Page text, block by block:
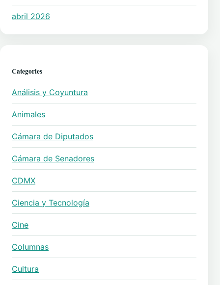
abril 2026
Categories
Análisis y Coyuntura
Animales
Cámara de Diputados
Cámara de Senadores
CDMX
Ciencia y Tecnología
Cine
Columnas
Cultura